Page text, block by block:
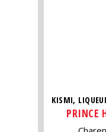
KISMI,
PRINCE